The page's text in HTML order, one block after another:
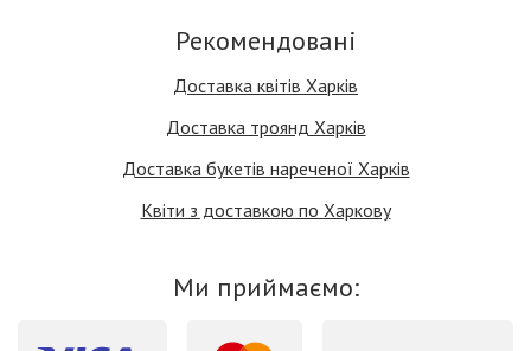
Рекомендовані
Доставка квітів Харків
Доставка троянд Харків
Доставка букетів нареченої Харків
Квіти з доставкою по Харкову
Ми приймаємо: